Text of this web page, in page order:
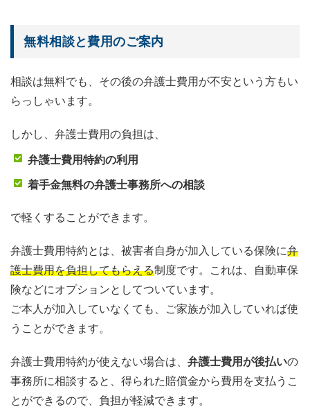
無料相談と費用のご案内
相談は無料でも、その後の弁護士費用が不安という方もい
らっしゃいます。
しかし、弁護士費用の負担は、
弁護士費用特約の利用
着手金無料の弁護士事務所への相談
で軽くすることができます。
弁護士費用特約とは、被害者自身が加入している保険に弁
護士費用を負担してもらえる制度です。これは、自動車保
険などにオプションとしてついています。
ご本人が加入していなくても、ご家族が加入していれば使
うことができます。
弁護士費用特約が使えない場合は、 弁護士費用が後払いの
事務所に相談すると、得られた賠償金から費用を支払うこ
とができるので、負担が軽減できます。